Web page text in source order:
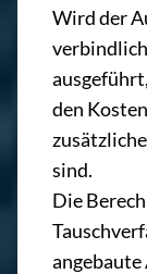
Wird der
den
sind.
Die
angebaute